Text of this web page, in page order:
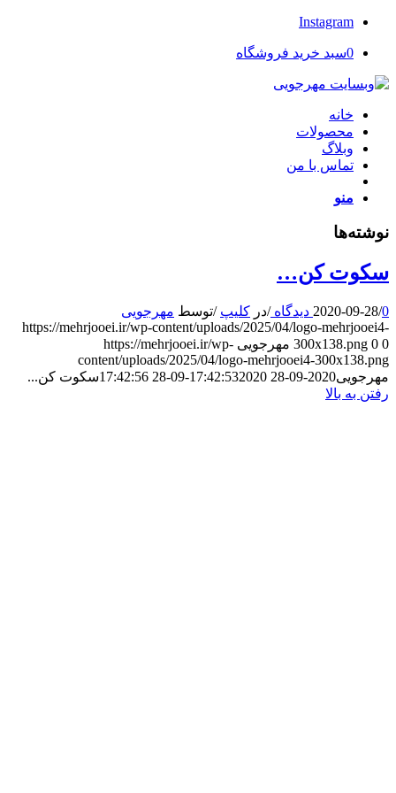
Instagram
0سبد خرید فروشگاه
خانه
محصولات
وبلاگ
تماس با من
منو
نوشته‌ها
سکوت کن…
2020-09-28/0 دیدگاه /در کلیپ /توسط مهرجویی
https://mehrjooei.ir/wp-content/uploads/2025/04/logo-mehrjooei4-
300x138.png 0 0 مهرجویی https://mehrjooei.ir/wp-
content/uploads/2025/04/logo-mehrjooei4-300x138.png
مهرجویی2020-09-28 17:42:53
2020-09-28 17:42:56
سکوت کن...
رفتن به بالا